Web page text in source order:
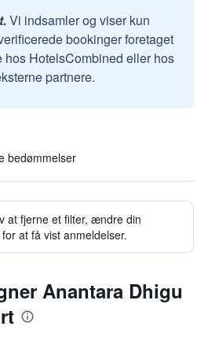
Vi indsamler og viser kun
bookinger foretaget
hos HotelsCombined eller hos
partnere.
bedømmelser
at fjerne et filter, ændre din
at få vist anmeldelser.
Anantara Dhigu